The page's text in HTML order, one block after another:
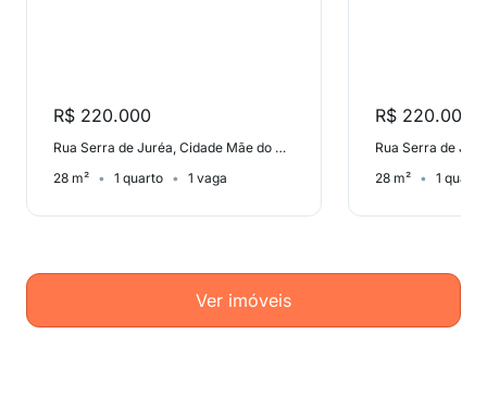
R$ 220.000
Rua Serra de Juréa, Cidade Mãe do Céu
28 m²
1 quarto 1 vaga
R$ 220.000
28 m² 1 quarto
Ver imóveis